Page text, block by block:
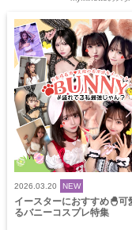
2026.03.20 NEW
イースターにおすすめ🐣可
るバニーコスプレ特集